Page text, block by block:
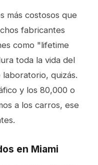
más costosos que
fabricantes
como "lifetime
toda la vida del
quizás.
y los 80,000 o
a los carros, ese
en Miami